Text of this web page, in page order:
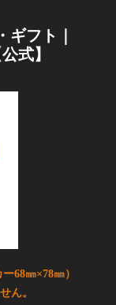
ギフト｜
式】
68㎜×78㎜）
ん。